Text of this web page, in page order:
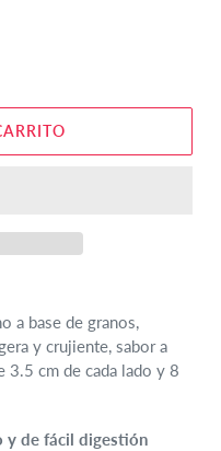
a base de granos,
y crujiente, sabor a
3.5 cm de cada lado y 8
y de fácil digestión